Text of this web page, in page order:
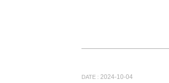
DATE : 2024-10-04